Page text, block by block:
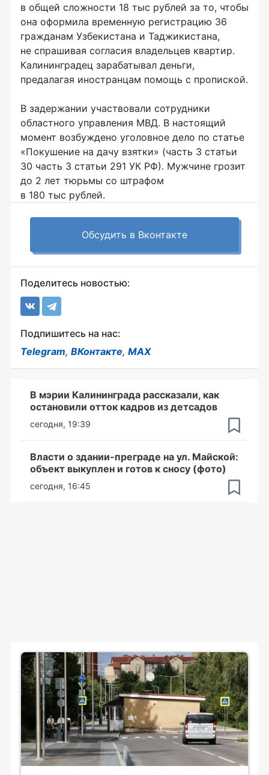
в общей сложности 18 тыс рублей за то, чтобы
она оформила временную регистрацию 36
гражданам Узбекистана и Таджикистана,
не спрашивая согласия владельцев квартир.
Калининградец зарабатывал деньги,
предалагая иностранцам помощь с пропиской.
В задержании участвовали сотрудники
областного управления МВД. В настоящий
момент возбуждено уголовное дело по статье
«Покушение на дачу взятки» (часть 3 статьи
30 часть 3 статьи 291 УК РФ). Мужчине грозит
до 2 лет тюрьмы со штрафом
в 180 тыс рублей.
Обсудить в Вконтакте
Поделитесь новостью:
Подпишитесь на нас:
Telegram, ВКонтакте, MAX
В мэрии Калининграда рассказали, как
остановили отток кадров из детсадов
сегодня, 19:39
Власти о здании-преграде на ул. Майской:
объект выкуплен и готов к сносу (фото)
сегодня, 16:45